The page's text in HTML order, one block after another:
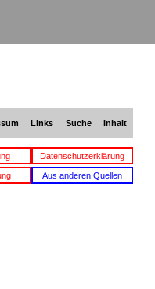
Links Suche Inhalt
Datenschutzerklärung
Aus anderen Quellen